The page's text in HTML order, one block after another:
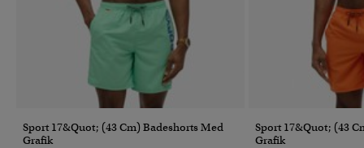
Sport 17&quot; (43 Cm) Badeshorts Med
Grafik
Sport 17&quot; (43
Grafik